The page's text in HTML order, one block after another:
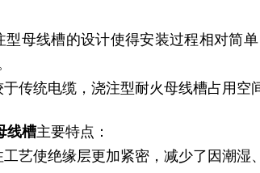
型母线槽的设计使得安装过程相对简
传统电缆，浇注型耐火母线槽占用空
线槽主要特点：
艺使绝缘层更加紧密，减少了因潮湿